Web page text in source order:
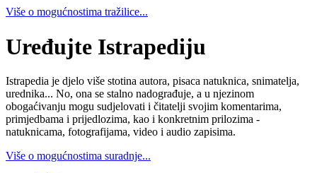
Više o mogućnostima tražilice...
Uređujte Istrapediju
Istrapedia je djelo više stotina autora, pisaca natuknica, snimatelja,
urednika... No, ona se stalno nadograđuje, a u njezinom
obogaćivanju mogu sudjelovati i čitatelji svojim komentarima,
primjedbama i prijedlozima, kao i konkretnim prilozima -
natuknicama, fotografijama, video i audio zapisima.
Više o mogućnostima suradnje...